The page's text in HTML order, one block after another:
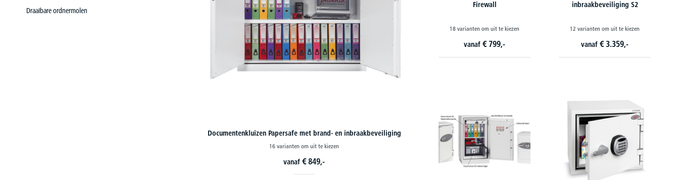
Draaibare ordnermolen
Documentenkluizen Papersafe met brand- en inbraakbeveiliging
16 varianten om uit te kiezen
vanaf € 849,-
Firewall
18 varianten om uit te kiezen
vanaf € 799,-
inbraakbeveiliging S2
12 varianten om uit te kiezen
vanaf € 3.359,-